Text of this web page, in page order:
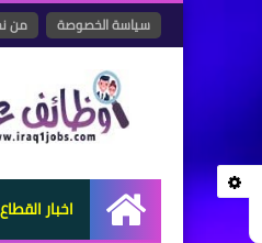
سياسة الخصوصة من
الرئيسية
اخبار